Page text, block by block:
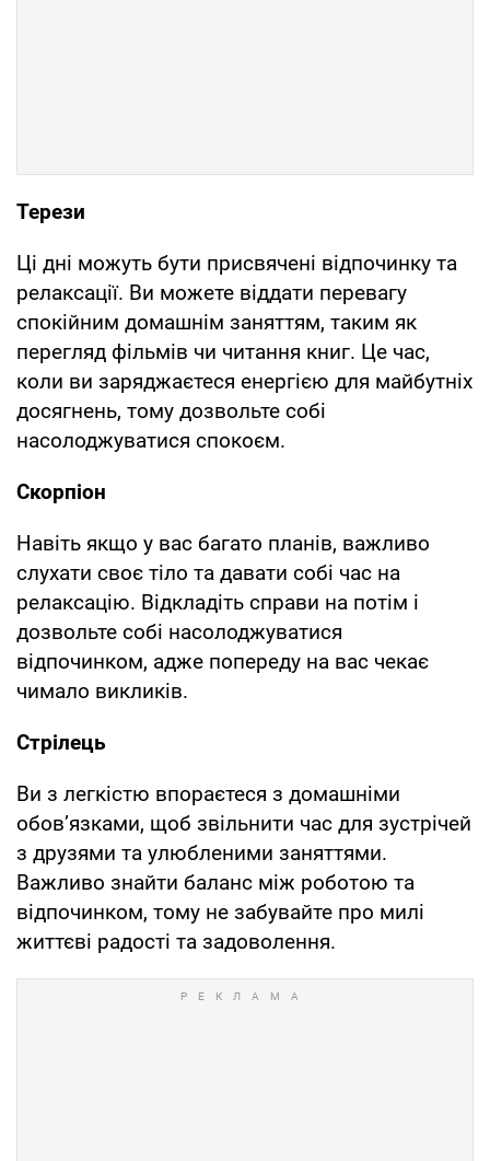
Терези
Ці дні можуть бути присвячені відпочинку та
релаксації. Ви можете віддати перевагу
спокійним домашнім заняттям, таким як
перегляд фільмів чи читання книг. Це час,
коли ви заряджаєтеся енергією для майбутніх
досягнень, тому дозвольте собі
насолоджуватися спокоєм.
Скорпіон
Навіть якщо у вас багато планів, важливо
слухати своє тіло та давати собі час на
релаксацію. Відкладіть справи на потім і
дозвольте собі насолоджуватися
відпочинком, адже попереду на вас чекає
чимало викликів.
Стрілець
Ви з легкістю впораєтеся з домашніми
обов’язками, щоб звільнити час для зустрічей
з друзями та улюбленими заняттями.
Важливо знайти баланс між роботою та
відпочинком, тому не забувайте про милі
життєві радості та задоволення.